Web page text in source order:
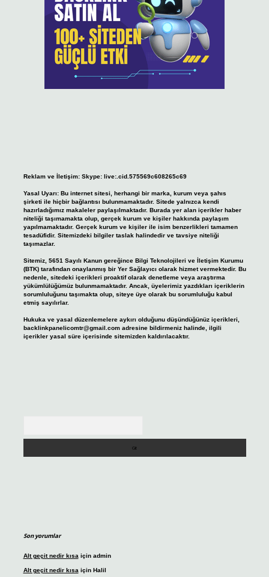
Reklam ve İletişim: Skype: live:.cid.575569c608265c69
Yasal Uyarı: Bu internet sitesi, herhangi bir marka, kurum veya şahıs
şirketi ile hiçbir bağlantısı bulunmamaktadır. Sitede yalnızca kendi
hazırladığımız makaleler paylaşılmaktadır. Burada yer alan içerikler haber
niteliği taşımamakta olup, gerçek kurum ve kişiler hakkında paylaşım
yapılmamaktadır. Gerçek kurum ve kişiler ile isim benzerlikleri tamamen
tesadüfidir. Sitemizdeki bilgiler taslak halindedir ve tavsiye niteliği
taşımazlar.
Sitemiz, 5651 Sayılı Kanun gereğince Bilgi Teknolojileri ve İletişim Kurumu
(BTK) tarafından onaylanmış bir Yer Sağlayıcı olarak hizmet vermektedir. Bu
nedenle, sitedeki içerikleri proaktif olarak denetleme veya araştırma
yükümlülüğümüz bulunmamaktadır. Ancak, üyelerimiz yazdıkları içeriklerin
sorumluluğunu taşımakta olup, siteye üye olarak bu sorumluluğu kabul
etmiş sayılırlar.
Hukuka ve yasal düzenlemelere aykırı olduğunu düşündüğünüz içerikleri,
backlinkpanelicomtr@gmail.comadresine bildirmeniz halinde, ilgili
içerikler yasal süre içerisinde sitemizden kaldırılacaktır.
Son yorumlar
Alt geçit nedir kısa için admin
Alt geçit nedir kısa için Halil